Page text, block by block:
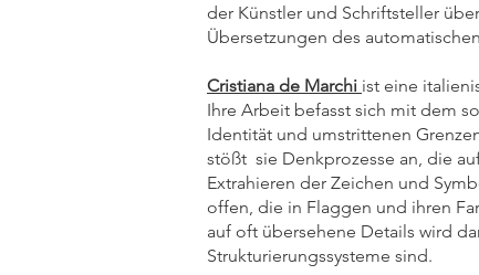
der Künstler und Schriftsteller
Übersetzungen des
Cristiana de Marchi ist eine
Ihre Arbeit befasst sich mit dem
Identität und umstrittenen
stößt sie Denkprozesse an, die
Extrahieren der Zeichen und
offen, die in Flaggen und ihren
auf oft übersehene Details wird
Strukturierungssysteme sind.